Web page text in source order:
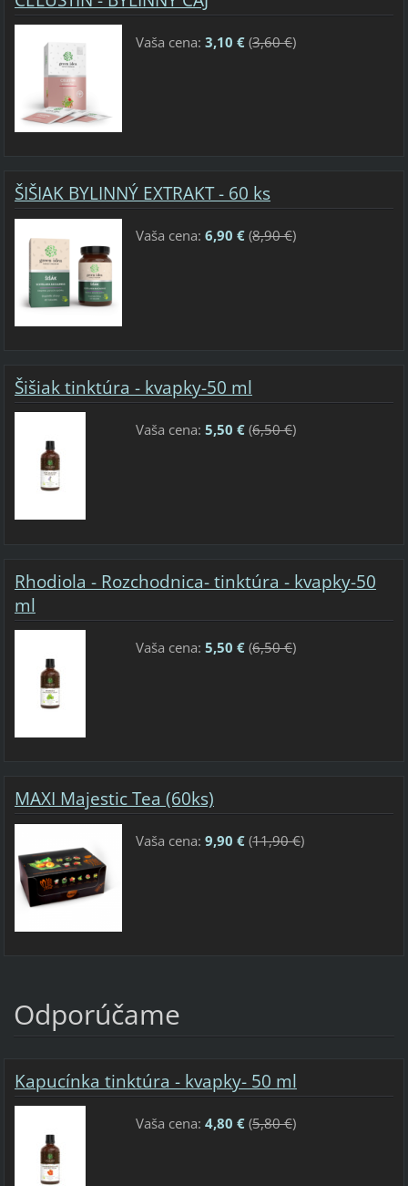
Vaša cena: 3,10 €(3,60 €)
ŠIŠIAK BYLINNÝ EXTRAKT - 60 ks
Vaša cena: 6,90 €(8,90 €)
Šišiak tinktúra - kvapky-50 ml
Vaša cena: 5,50 €(6,50 €)
Rhodiola - Rozchodnica- tinktúra - kvapky-50
ml
Vaša cena: 5,50 €(6,50 €)
MAXI Majestic Tea (60ks)
Vaša cena: 9,90 €(11,90 €)
Odporúčame
Kapucínka tinktúra - kvapky- 50 ml
Vaša cena: 4,80 €(5,80 €)